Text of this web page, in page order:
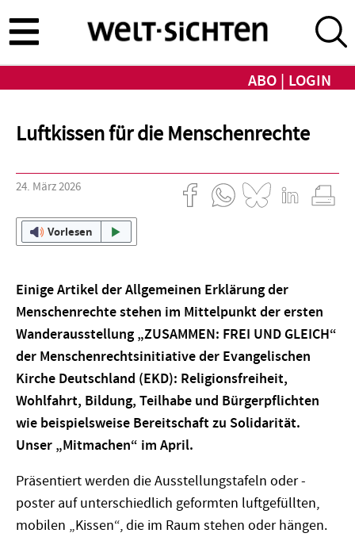
zum
Inhalt
ABO LOGIN
Luftkissen für die Menschenrechte
24. März 2026
Vorlesen
Einige Artikel der Allgemeinen Erklärung der
Menschenrechte stehen im Mittelpunkt der ersten
Wanderausstellung „ZUSAMMEN: FREI UND GLEICH“
der Menschenrechtsinitiative der Evangelischen
Kirche Deutschland (EKD): Religionsfreiheit,
Wohlfahrt, Bildung, Teilhabe und Bürgerpflichten
wie beispielsweise Bereitschaft zu Solidarität.
Unser „Mitmachen“ im April.
Präsentiert werden die Ausstellungstafeln oder -
poster auf unterschiedlich geformten luftgefüllten,
mobilen „Kissen“, die im Raum stehen oder hängen.